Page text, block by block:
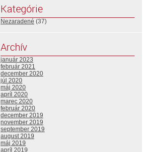
Kategórie
Nezaradené (37)
Archív
január 2023
február 2021
december 2020
júl 2020
máj 2020
apríl 2020
marec 2020
február 2020
december 2019
november 2019
september 2019
august 2019
máj 2019
apríl 2019